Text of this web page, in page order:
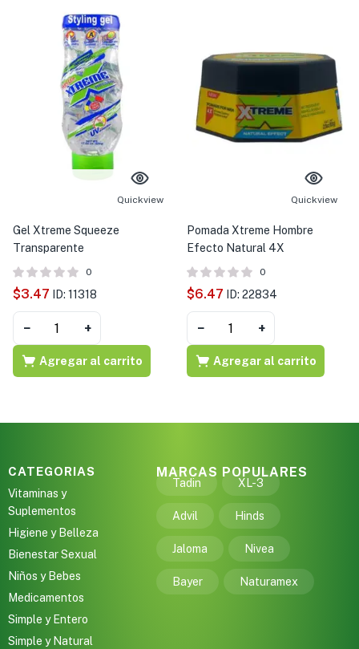
Quickview
Gel Xtreme Squeeze
Transparente
0
$3.47 ID: 11318
− +
Agregar al carrito
Quickview
Pomada Xtreme Hombre
Efecto Natural 4X
0
$6.47 ID: 22834
− +
Agregar al carrito
CATEGORIAS
Vitaminas y
Suplementos
Higiene y Belleza
Bienestar Sexual
Niños y Bebes
Medicamentos
Simple y Entero
Simple y Natural
MARCAS POPULARES
Tadin XL-3
Advil Hinds
Jaloma Nivea
Bayer Naturamex